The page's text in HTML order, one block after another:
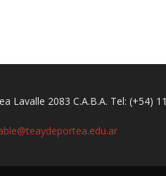
Lavalle 2083 C.A.B.A. Tel: (+54) 11